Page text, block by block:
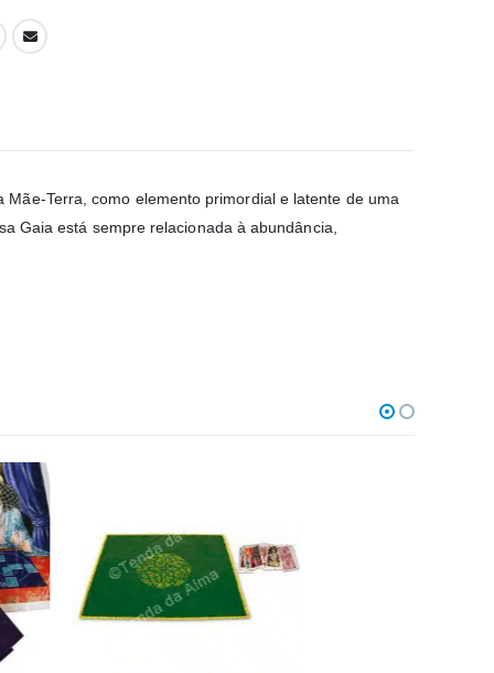
Terra, como elemento primordial e latente de uma
Gaia está sempre relacionada à abundância,